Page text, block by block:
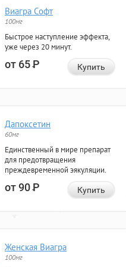
Виагра Софт
100мг
Быстрое наступление эффекта,
уже через 20 минут.
от 65Р Купить
Дапоксетин
60мг
Единственный в мире препарат
для предотвращения
преждевременной эякуляции.
от 90Р Купить
Женская Виагра
100мг